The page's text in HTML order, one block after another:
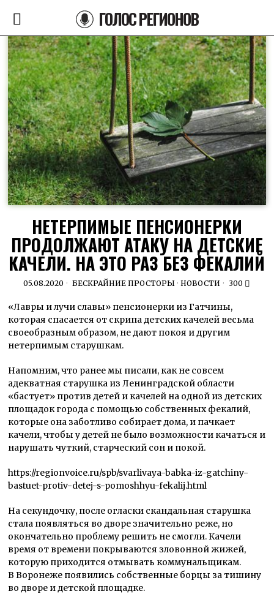
ГОЛОС РЕГИОНОВ
НЕТЕРПИМЫЕ ПЕНСИОНЕРКИ
ПРОДОЛЖАЮТ АТАКУ НА ДЕТСКИЕ
КАЧЕЛИ. НА ЭТО РАЗ БЕЗ ФЕКАЛИЙ
05.08.2020 БЕСКРАЙНИЕ ПРОСТОРЫ · НОВОСТИ 300
«Лавры и лучи славы» пенсионерки из Гатчины,
которая спасается от скрипа детских качелей весьма
своеобразным образом, не дают покоя и другим
нетерпимым старушкам.
Напомним, что ранее мы писали, как не совсем
адекватная старушка из Ленинградской области
«бастует» против детей и качелей на одной из детских
площадок города с помощью собственных фекалий,
которые она заботливо собирает дома, и пачкает
качели, чтобы у детей не было возможности качаться и
нарушать чуткий, старческий сон и покой.
https://regionvoice.ru/spb/svarlivaya-babka-iz-gatchiny-
bastuet-protiv-detej-s-pomoshhyu-fekalij.html
На секундочку, после огласки скандальная старушка
стала появляться во дворе значительно реже, но
окончательно проблему решить не смогли. Качели
время от времени покрываются зловонной жижей,
которую приходится отмывать коммунальщикам.
В Воронеже появились собственные борцы за тишину
во дворе и детской площадке.